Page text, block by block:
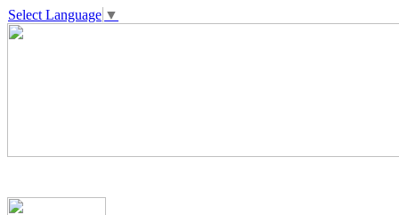
Select Language ▼